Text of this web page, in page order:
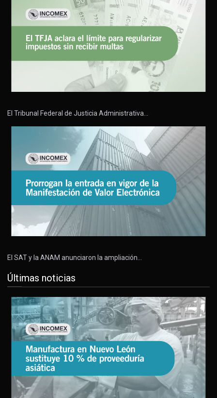
El Tribunal Federal de Justicia Administrativa…
El SAT y la ANAM anunciaron la ampliación…
Últimas noticias